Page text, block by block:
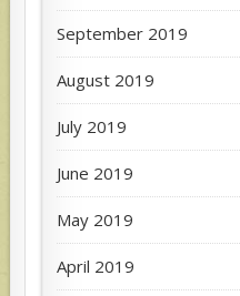
September 2019
August 2019
July 2019
June 2019
May 2019
April 2019